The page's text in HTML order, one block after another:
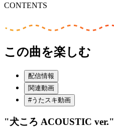
CONTENTS
この曲を楽しむ
配信情報
関連動画
#うたスキ動画
"犬ころ ACOUSTIC ver."